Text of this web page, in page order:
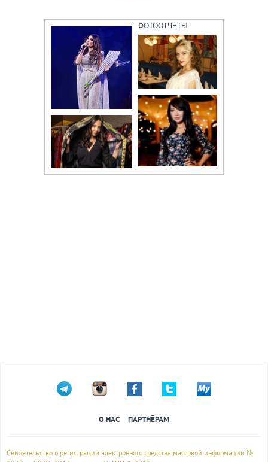
ФОТООТЧЁТЫ
О НАС ПАРТНЁРАМ
Свидетельство о регистрации электронного средства массовой информации №